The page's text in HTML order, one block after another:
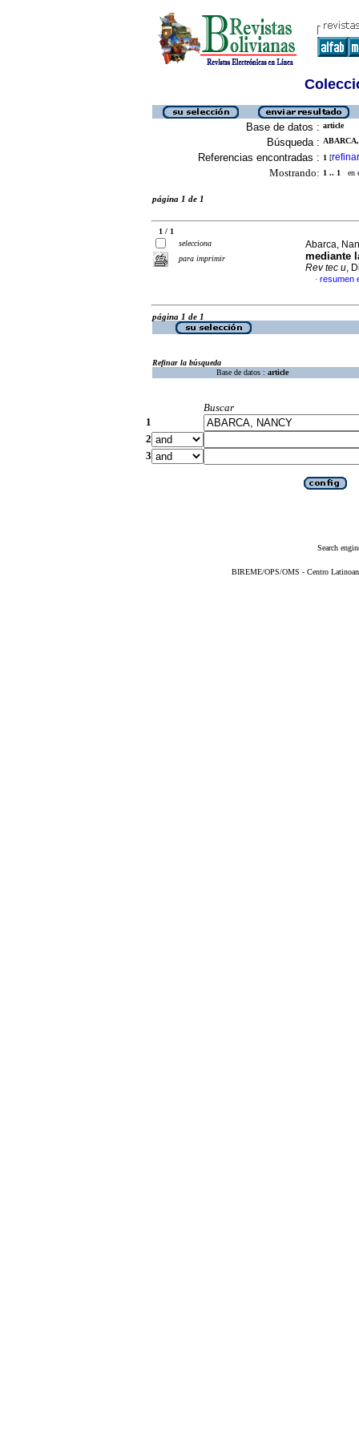
Base de datos : article
Búsqueda :
Referencias encontradas : 1 [refinar
Mostrando: 1 .. 1 en
página 1 de 1
1 / 1
selecciona
para imprimir
Abarca,
mediante
Rev tec u,
· resumen
página 1 de 1
Refinar la búsqueda
Base de datos : article
Buscar
1
2
3
Search
BIREME/OPS/OMS - Centro